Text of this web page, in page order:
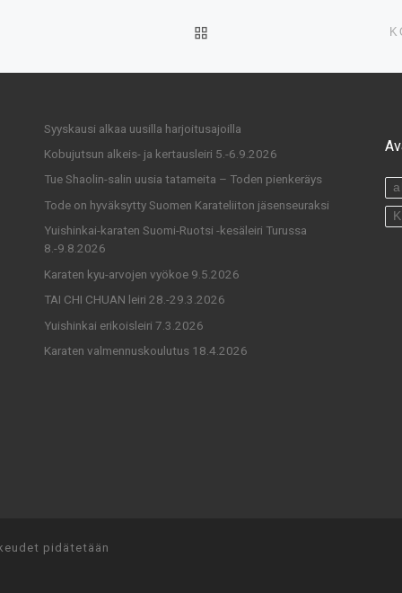
Syyskausi alkaa uusilla harjoitusajoilla
Kobujutsun alkeis- ja kertausleiri 5.-6.9.2026
Tue Shaolin-salin uusia tatameita – Toden pienkeräys
Tode on hyväksytty Suomen Karateliiton jäsenseuraksi
Yuishinkai-karaten Suomi-Ruotsi -kesäleiri Turussa
8.-9.8.2026
Karaten kyu-arvojen vyökoe 9.5.2026
TAI CHI CHUAN leiri 28.-29.3.2026
Yuishinkai erikoisleiri 7.3.2026
Karaten valmennuskoulutus 18.4.2026
pidätetään